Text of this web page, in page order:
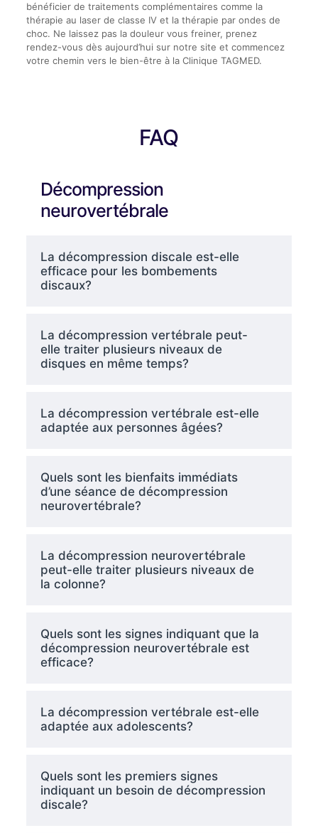
bénéficier de traitements complémentaires comme la
thérapie au laser de classe IV et la thérapie par ondes de
choc. Ne laissez pas la douleur vous freiner, prenez
rendez-vous dès aujourd’hui sur notre site et commencez
votre chemin vers le bien-être à la Clinique TAGMED.
FAQ
Décompression
neurovertébrale
La décompression discale est-elle
efficace pour les bombements
discaux?
La décompression vertébrale peut-
elle traiter plusieurs niveaux de
disques en même temps?
La décompression vertébrale est-elle
adaptée aux personnes âgées?
Quels sont les bienfaits immédiats
d’une séance de décompression
neurovertébrale?
La décompression neurovertébrale
peut-elle traiter plusieurs niveaux de
la colonne?
Quels sont les signes indiquant que la
décompression neurovertébrale est
efficace?
La décompression vertébrale est-elle
adaptée aux adolescents?
Quels sont les premiers signes
indiquant un besoin de décompression
discale?